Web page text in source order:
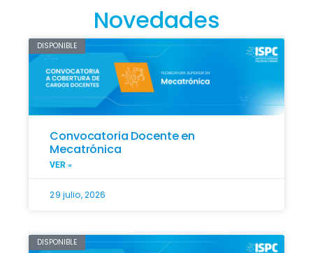
COBERTURA
DE CARGOS
DOCENTESNovedades
DISPONIBLE
Convocatoria Docente en
Mecatrónica
VER »
29 julio, 2026
DISPONIBLE